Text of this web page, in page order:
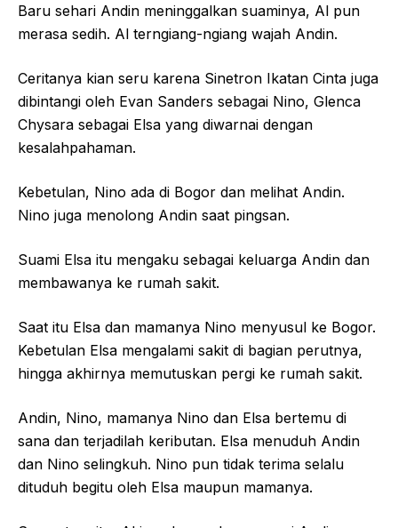
Baru sehari Andin meninggalkan suaminya, Al pun
merasa sedih. Al terngiang-ngiang wajah Andin.
Ceritanya kian seru karena Sinetron Ikatan Cinta juga
dibintangi oleh Evan Sanders sebagai Nino, Glenca
Chysara sebagai Elsa yang diwarnai dengan
kesalahpahaman.
Kebetulan, Nino ada di Bogor dan melihat Andin.
Nino juga menolong Andin saat pingsan.
Suami Elsa itu mengaku sebagai keluarga Andin dan
membawanya ke rumah sakit.
Saat itu Elsa dan mamanya Nino menyusul ke Bogor.
Kebetulan Elsa mengalami sakit di bagian perutnya,
hingga akhirnya memutuskan pergi ke rumah sakit.
Andin, Nino, mamanya Nino dan Elsa bertemu di
sana dan terjadilah keributan. Elsa menuduh Andin
dan Nino selingkuh. Nino pun tidak terima selalu
dituduh begitu oleh Elsa maupun mamanya.